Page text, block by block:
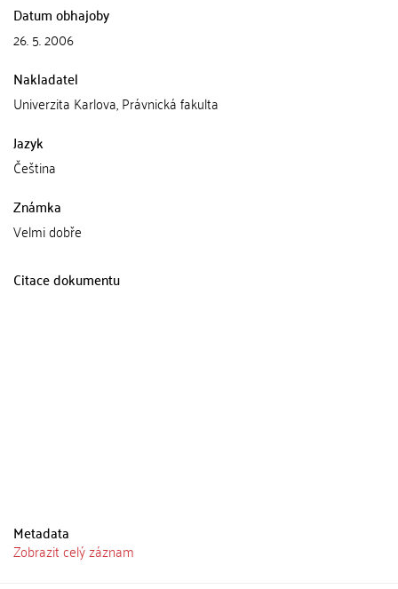
Datum obhajoby
26. 5. 2006
Nakladatel
Univerzita Karlova, Právnická fakulta
Jazyk
Čeština
Známka
Velmi dobře
Citace dokumentu
Metadata
Zobrazit celý záznam